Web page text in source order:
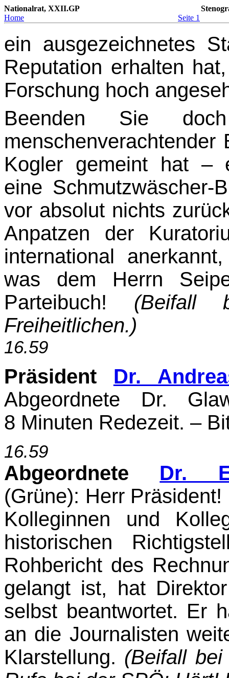
Nationalrat, XXII.GP
Home
Seite 1
ein ausgezeichnetes
Reputation erhalten
Forschung hoch
Beenden Sie
Kogler gemeint hat –
eine
vor absolut nichts
Anpatzen der
international
was dem Herrn
Parteibuch! (Beifall
Freiheitlichen.)
16.59
Präsident Dr.
Abgeordnete Dr.
8 Minuten Redezeit. –
16.59
Abgeordnete Dr.
(Grüne): Herr
Kolleginnen und
historischen
Rohbericht des
gelangt ist, hat
selbst beantwortet. Er
an die Journalisten
Klar­stellung. (Beifall